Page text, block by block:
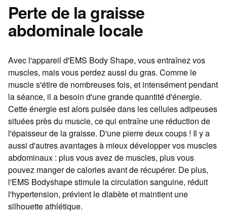
Perte de la graisse
abdominale locale
Avec l'appareil d'EMS Body Shape, vous entraînez vos
muscles, mais vous perdez aussi du gras. Comme le
muscle s'étire de nombreuses fois, et intensément pendant
la séance, il a besoin d'une grande quantité d'énergie.
Cette énergie est alors puisée dans les cellules adipeuses
situées près du muscle, ce qui entraîne une réduction de
l'épaisseur de la graisse. D'une pierre deux coups ! Il y a
aussi d'autres avantages à mieux développer vos muscles
abdominaux : plus vous avez de muscles, plus vous
pouvez manger de calories avant de récupérer. De plus,
l'EMS Bodyshape stimule la circulation sanguine, réduit
l'hypertension, prévient le diabète et maintient une
silhouette athlétique.